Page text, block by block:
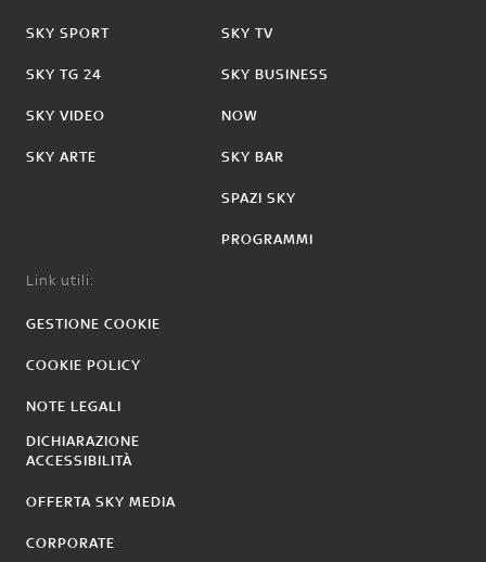
SKY SPORT
SKY TG 24
SKY VIDEO
SKY ARTE
SKY TV
SKY BUSINESS
NOW
SKY BAR
SPAZI SKY
PROGRAMMI
Link utili:
GESTIONE COOKIE
COOKIE POLICY
NOTE LEGALI
DICHIARAZIONE
ACCESSIBILITÀ
OFFERTA SKY MEDIA
CORPORATE